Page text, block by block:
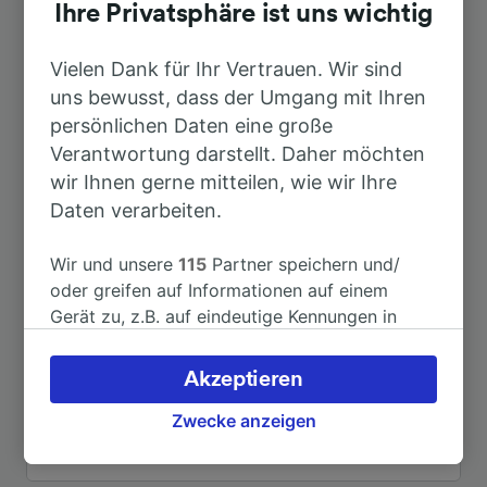
Dauer
Nach Köln Hbf 2h 41min
Nach Munster
Nach Amsterdam 4h 33min
Nach Berlin Hbf 3h 8min
Nach Paris 7h 5min
Nach Dissen-Bad Rothenfelde
Ihre Privatsphäre ist uns wichtig
Vielen Dank für Ihr Vertrauen. Wir sind
uns bewusst, dass der Umgang mit Ihren
persönlichen Daten eine große
Verantwortung darstellt. Daher möchten
wir Ihnen gerne mitteilen, wie wir Ihre
Daten verarbeiten.
Wir und unsere115 Partner speichern und/
oder greifen auf Informationen auf einem
Gerät zu, z.B. auf eindeutige Kennungen in
verarbeiten. Sie können Ihre Präferenzen
akzeptieren oder verwalten, einschließlich
Ihres Widerspruchsrechts bei berechtigtem
Zwecke anzeigen
Akzeptieren